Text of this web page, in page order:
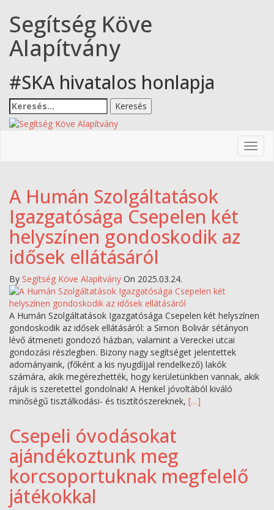
to
content
Segítség Köve
Alapítvány
#SKA hivatalos honlapja
Keresés:
A Humán Szolgáltatások
Igazgatósága Csepelen két
helyszínen gondoskodik az
idősek ellátásáról
By Segítség Köve Alapítvány On 2025.03.24.
A Humán Szolgáltatások Igazgatósága Csepelen két helyszínen
gondoskodik az idősek ellátásáról: a Simon Bolivár sétányon
lévő átmeneti gondozó házban, valamint a Vereckei utcai
gondozási részlegben. Bizony nagy segítséget jelentettek
adományaink, (főként a kis nyugdíjjal rendelkező) lakók
számára, akik megérezhették, hogy kerületünkben vannak, akik
rájuk is szeretettel gondolnak! A Henkel jóvoltából kiváló
minőségű tisztálkodási- és tisztítószereknek, […]
Csepeli óvodásokat
ajándékoztunk meg
korcsoportuknak megfelelő
játékokkal